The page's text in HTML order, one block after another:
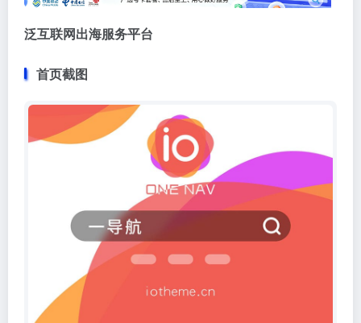
泛互联网出海服务平台
首页截图